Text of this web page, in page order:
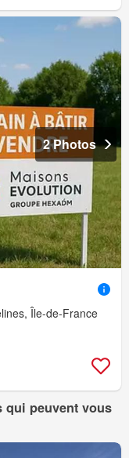
2 Photos
Île-de-France
qui peuvent vous